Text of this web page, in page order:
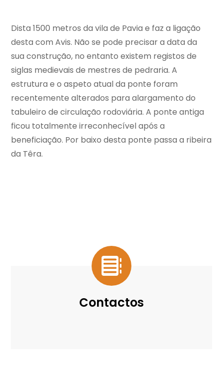
Dista 1500 metros da vila de Pavia e faz a ligação
desta com Avis. Não se pode precisar a data da
sua construção, no entanto existem registos de
siglas medievais de mestres de pedraria. A
estrutura e o aspeto atual da ponte foram
recentemente alterados para alargamento do
tabuleiro de circulação rodoviária. A ponte antiga
ficou totalmente irreconhecível após a
beneficiação. Por baixo desta ponte passa a ribeira
da Têra.
Contactos